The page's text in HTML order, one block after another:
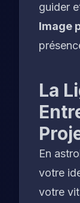
guider
Image
La
En
votre
votre